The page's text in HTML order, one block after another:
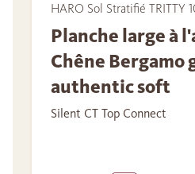
HARO Sol Stratifié TRITTY
Planche large à
Chêne Bergamo
authentic soft
Silent CT Top Connect